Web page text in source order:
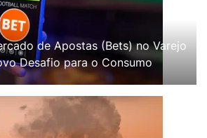
de Apostas (Bets) no Varejo
Desafio para o Consumo